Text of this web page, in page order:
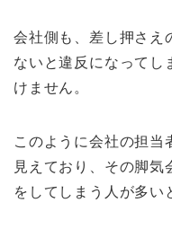
会社側も、差し押さえ
ないと違反になってし
けません。
このように会社の担当
見えており、その脚気
をしてしまう人が多い